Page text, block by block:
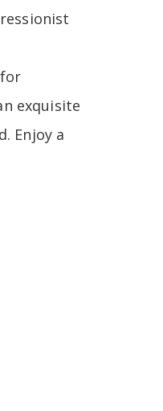
exquisite
Enjoy a